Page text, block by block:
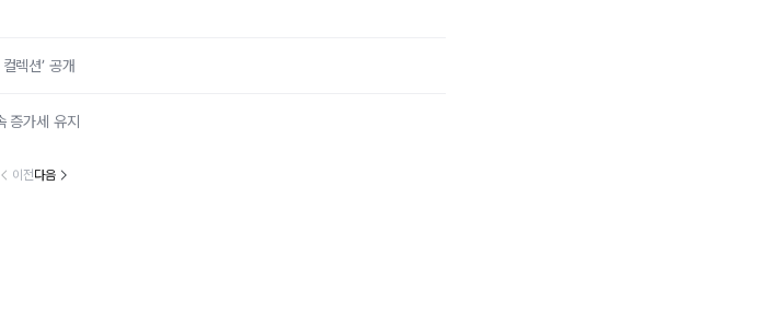
렉션’ 공개
증가세 유지
이전다음